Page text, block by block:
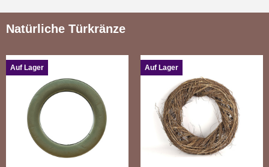
Natürliche Türkränze
Auf Lager Auf Lager